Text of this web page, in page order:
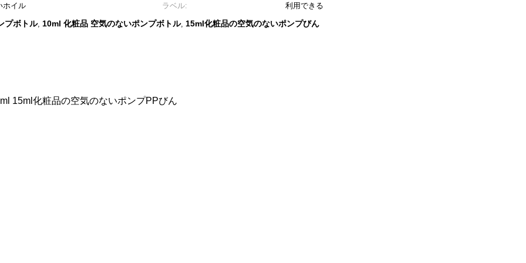
ホイル ラベル: 利用できる
プボトル, 10ml 化粧品 空気のないポンプボトル, 15ml化粧品の空気のないポンプびん
15ml化粧品の空気のないポンプPPびん